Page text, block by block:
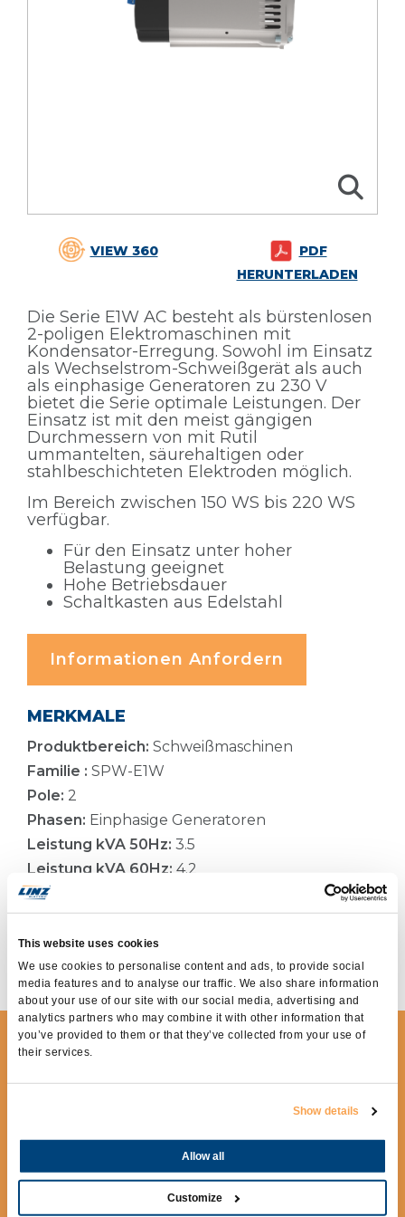
This website uses cookies
We use cookies to personalise content and ads, to provide social
media features and to analyse our traffic. We also share information
about your use of our site with our social media, advertising and
analytics partners who may combine it with other information that
you’ve provided to them or that they’ve collected from your use of
their services.
Show details
Allow all
Customize
VIEW 360
PDF
HERUNTERLADEN
Die Serie E1W AC besteht als bürstenlosen
2-poligen Elektromaschinen mit
Kondensator-Erregung. Sowohl im Einsatz
als Wechselstrom-Schweißgerät als auch
als einphasige Generatoren zu 230 V
bietet die Serie optimale Leistungen. Der
Einsatz ist mit den meist gängigen
Durchmessern von mit Rutil
ummantelten, säurehaltigen oder
stahlbeschichteten Elektroden möglich.
Im Bereich zwischen 150 WS bis 220 WS
verfügbar.
Für den Einsatz unter hoher
Belastung geeignet
Hohe Betriebsdauer
Schaltkasten aus Edelstahl
Informationen Anfordern
MERKMALE
Produktbereich: Schweißmaschinen
Familie : SPW-E1W
Pole: 2
Phasen: Einphasige Generatoren
Leistung kVA 50Hz: 3.5
Leistung kVA 60Hz: 4.2
Einstellungene:
Art des elektrischen Stromes :Wechselstrom
Strom:120Aac
Anwendungene:SCHWEISSGERÄT
INFORMATIONEN
ANFORDERN
Bitte füllen Sie nachfolgendes Formblatt
aus, um weiterführende Informationen
anzufordern.